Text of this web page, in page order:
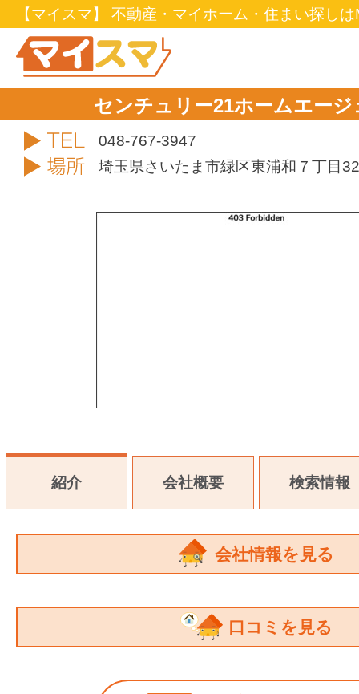
【マイスマ】 不動産・マイホーム・住まい探し
センチュリー21ホームエー
TEL
048-767-3947
住所
埼玉県さいたま市緑区東浦和７丁目
紹介 会社概要 検索情報
会社情報を見る
口コミを見る